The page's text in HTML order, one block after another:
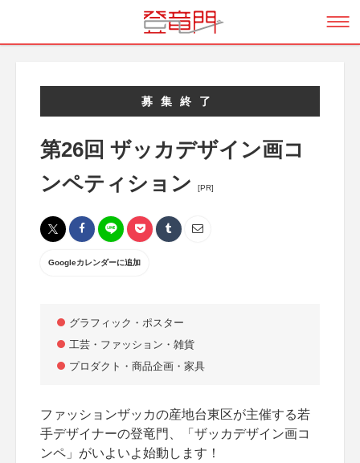
募集終了
第26回 ザッカデザイン画コ
ンペティション
[PR]
Googleカレンダーに追加
グラフィック・ポスター
工芸・ファッション・雑貨
プロダクト・商品企画・家具
ファッションザッカの産地台東区が主催する若
手デザイナーの登竜門、「ザッカデザイン画コ
ンペ」がいよいよ始動します！